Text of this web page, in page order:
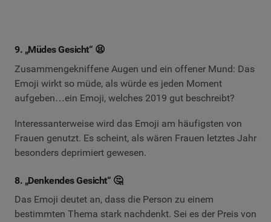
9. „Müdes Gesicht“ 😫
Zusammengekniffene Augen und ein offener Mund: Das
Emoji wirkt so müde, als würde es jeden Moment
aufgeben…ein Emoji, welches 2019 gut beschreibt?
Interessanterweise wird das Emoji am häufigsten von
Frauen genutzt. Es scheint, als wären Frauen letztes Jahr
besonders deprimiert gewesen.
8. „Denkendes Gesicht“ 🤔
Das Emoji deutet an, dass die Person zu einem
bestimmten Thema stark nachdenkt. Sei es der Preis von